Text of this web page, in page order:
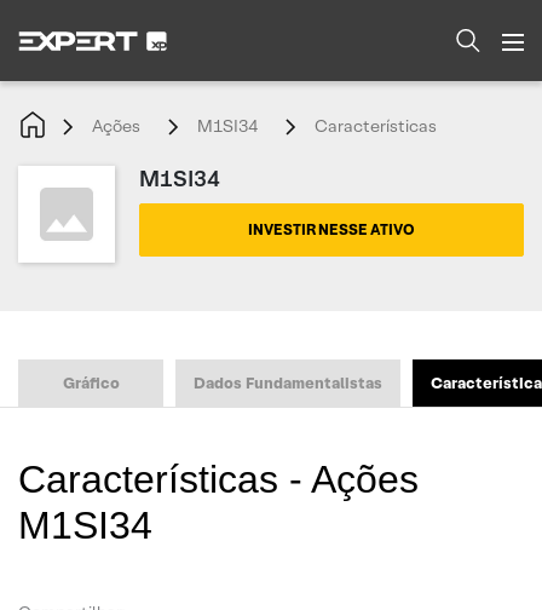
Ações M1SI34 Características
M1SI34
INVESTIR NESSE ATIVO
Gráfico Dados Fundamentalistas
Características - Ações
M1SI34